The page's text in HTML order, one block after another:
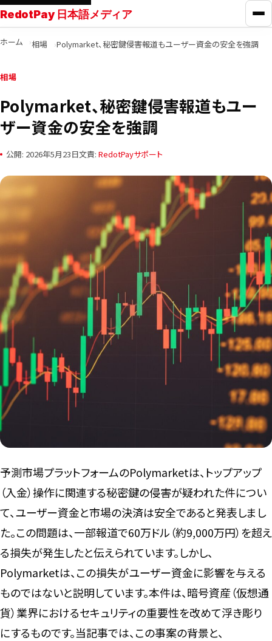
RedotPay 日本語メディア メ
RedotPayガイド
学ぶ
お問い合わせ
言語
ホーム 相場 Polymarket、秘密鍵侵害報道もユーザー資金の安全を強調
相場
Polymarket、秘密鍵侵害報道もユー
ザー資金の安全を強調
公開: 2026年5月23日文責: RedotPayサポート
予測市場プラットフォームのPolymarketは、トップアップ
（入金）操作に関連する秘密鍵の侵害が疑われた件につい
て、ユーザー資金と市場の決済は安全であると発表しまし
た。この問題は、一部報道で60万ドル（約9,000万円）を超え
る損失が発生したと伝えられています。しかし、
Polymarketは、この損失がユーザー資金に影響を与える
ものではないと説明しています。本件は、暗号資産（仮想通
貨）業界におけるセキュリティの重要性を改めて浮き彫り
にするものです。当記事では、この事案の背景と、